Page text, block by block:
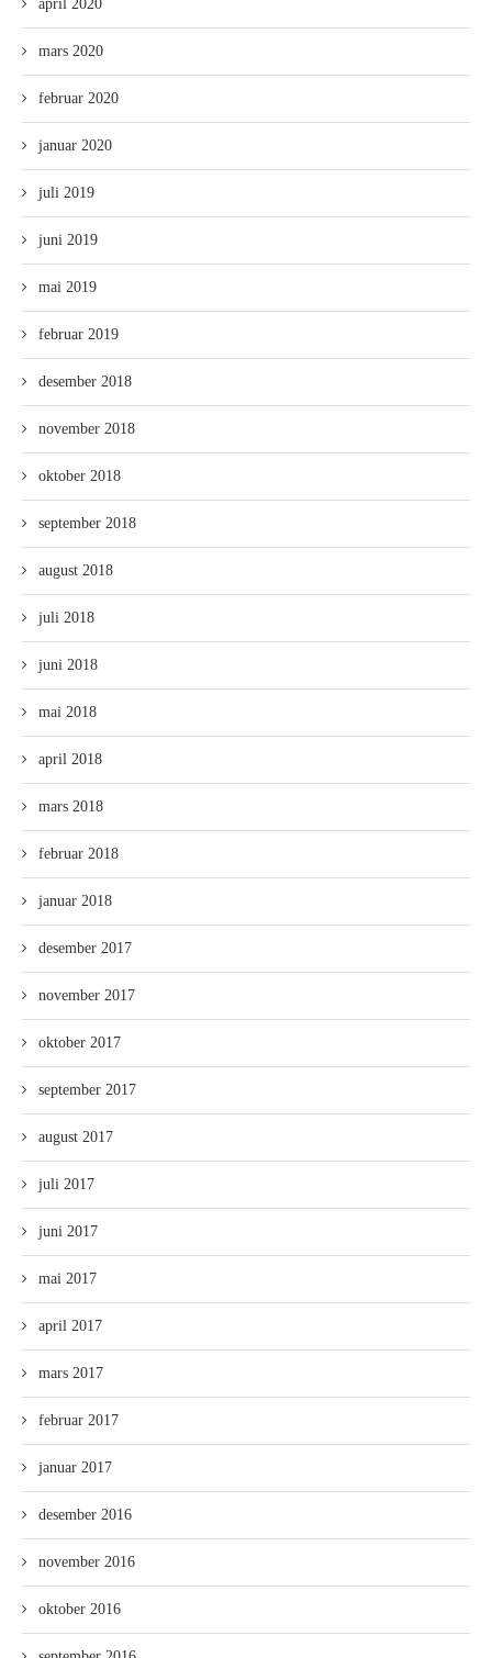
april 2020
mars 2020
februar 2020
januar 2020
juli 2019
juni 2019
mai 2019
februar 2019
desember 2018
november 2018
oktober 2018
september 2018
august 2018
juli 2018
juni 2018
mai 2018
april 2018
mars 2018
februar 2018
januar 2018
desember 2017
november 2017
oktober 2017
september 2017
august 2017
juli 2017
juni 2017
mai 2017
april 2017
mars 2017
februar 2017
januar 2017
desember 2016
november 2016
oktober 2016